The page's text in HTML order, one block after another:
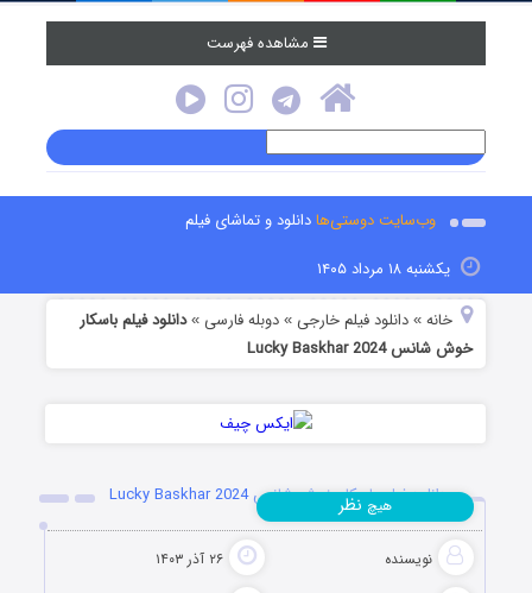
مشاهده فهرست
وب‌سایت دوستی‌هادانلود و تماشای فیلم
یکشنبه ۱۸ مرداد ۱۴۰۵
خانه »دانلود فیلم خارجی »دوبله فارسی »دانلود فیلم باسکار
خوش‌ شانس Lucky Baskhar 2024
دانلود فیلم باسکار خوش‌ شانس Lucky Baskhar 2024
نویسنده ۲۶ آذر ۱۴۰۳
هیچ نظر